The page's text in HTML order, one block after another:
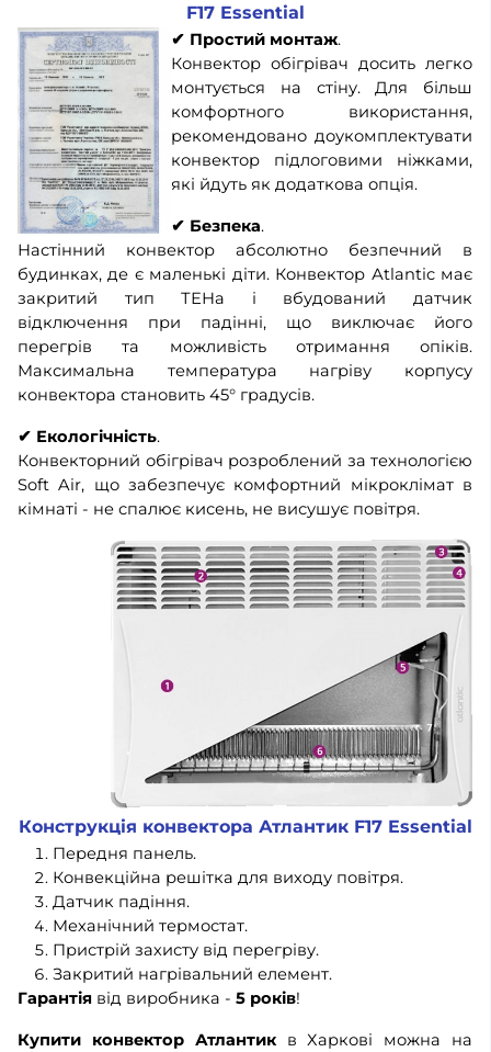
F17 Essential
✔ Простий монтаж.
Конвектор обігрівач досить легко
монтується на стіну. Для більш
комфортного використання,
рекомендовано доукомплектувати
конвектор підлоговими ніжками,
які йдуть як додаткова опція.
✔ Безпека.
Настінний конвектор абсолютно безпечний в
будинках, де є маленькі діти. Конвектор Аtlantic має
закритий тип ТЕНа і вбудований датчик
відключення при падінні, що виключає його
перегрів та можливість отримання опіків.
Максимальна температура нагріву корпусу
конвектора становить 45° градусів.
✔ Екологічність.
Конвекторний обігрівач розроблений за технологією
Soft Air, що забезпечує комфортний мікроклімат в
кімнаті - не спалює кисень, не висушує повітря.
Конструкція конвектора Атлантик F17 Essential
Передня панель.
Конвекційна решітка для виходу повітря.
Датчик падіння.
Механічний термостат.
Пристрій захисту від перегріву.
Закритий нагрівальний елемент.
Гарантія від виробника - 5 років!
Купити конвектор Атлантикв Харкові можна на